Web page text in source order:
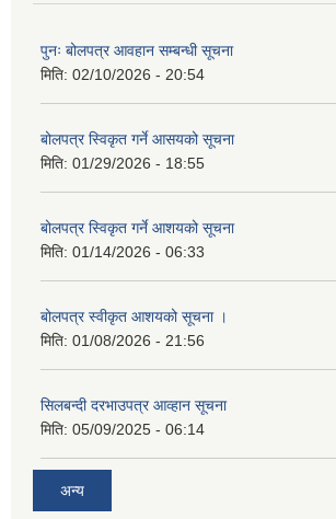
पुनः बोलपत्र आवहान सम्बन्धी सूचना
मिति: 02/10/2026 - 20:54
बोलपत्र स्विकृत गर्ने आसयको सूचना
मिति: 01/29/2026 - 18:55
बोलपत्र स्विकृत गर्ने आशयको सूचना
मिति: 01/14/2026 - 06:33
बोलपत्र स्वीकृत आशयको सूचना ।
मिति: 01/08/2026 - 21:56
सिलबन्दी दरभाउपत्र आव्हान सूचना
मिति: 05/09/2025 - 06:14
अन्य